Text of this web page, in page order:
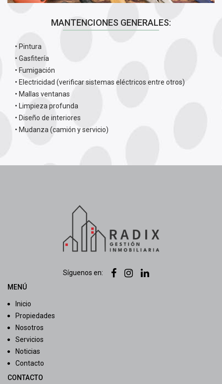
MANTENCIONES GENERALES:
• Pintura
• Gasfitería
• Fumigación
• Electricidad (verificar sistemas eléctricos entre otros)
• Mallas ventanas
• Limpieza profunda
• Diseño de interiores
• Mudanza (camión y servicio)
Síguenos en:
MENÚ
Inicio
Propiedades
Nosotros
Servicios
Noticias
Contacto
CONTACTO